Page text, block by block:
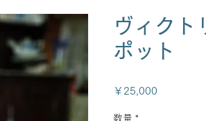
ヴィクト
ポット
￥25,000
数量 *